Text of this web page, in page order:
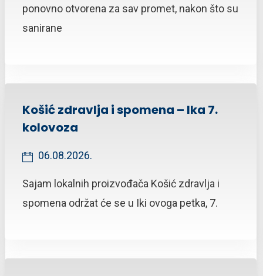
ponovno otvorena za sav promet, nakon što su
sanirane
Košić zdravlja i spomena – Ika 7.
kolovoza
06.08.2026.
Sajam lokalnih proizvođača Košić zdravlja i
spomena održat će se u Iki ovoga petka, 7.